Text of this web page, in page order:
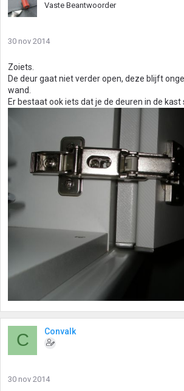
Vaste Beantwoorder
30 nov 2014
Zoiets.
De deur gaat niet verder open, deze blijft
wand.
Er bestaat ook iets dat je de deuren in de kast
C Convalk
30 nov 2014